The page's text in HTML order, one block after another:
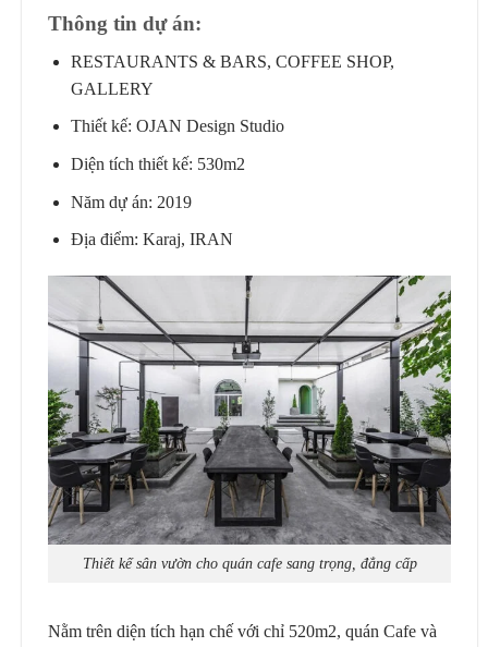
Thông tin dự án:
RESTAURANTS & BARS, COFFEE SHOP,
GALLERY
Thiết kế: OJAN Design Studio
Diện tích thiết kế: 530m2
Năm dự án: 2019
Địa điểm: Karaj, IRAN
Thiết kế sân vườn cho quán cafe sang trọng, đẳng cấp
Nằm trên diện tích hạn chế với chỉ 520m2, quán Cafe và